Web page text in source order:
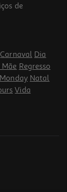
de
Carnaval Dia
Regresso
Natal
Vida